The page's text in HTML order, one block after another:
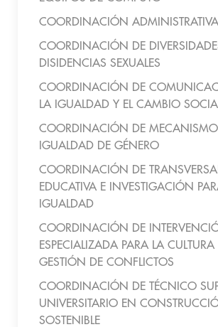
COORDINACIÓN ADMINISTRATIVA
COORDINACIÓN DE
DISIDENCIAS SEXUALES
COORDINACIÓN DE
LA IGUALDAD Y EL CAMBIO
COORDINACIÓN DE
IGUALDAD DE GÉNERO
COORDINACIÓN DE
EDUCATIVA E INVESTIGACIÓN
IGUALDAD
COORDINACIÓN DE
ESPECIALIZADA PARA LA
GESTIÓN DE CONFLICTOS
COORDINACIÓN DE TÉCNICO
UNIVERSITARIO EN
SOSTENIBLE